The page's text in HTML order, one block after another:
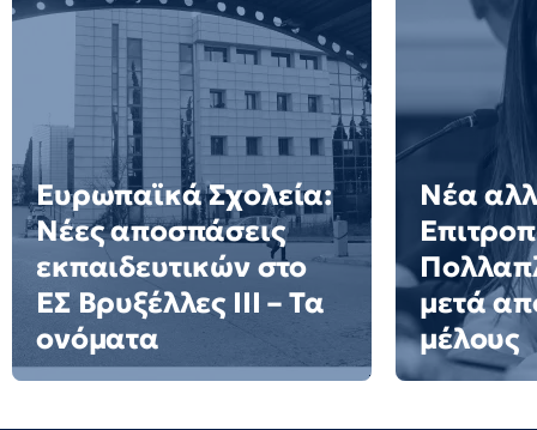
Ευρωπαϊκά Σχολεία:
Νέες αποσπάσεις
εκπαιδευτικών στο
ΕΣ Βρυξέλλες ΙΙΙ – Τα
ονόματα
Νέα
μετά
μέλους